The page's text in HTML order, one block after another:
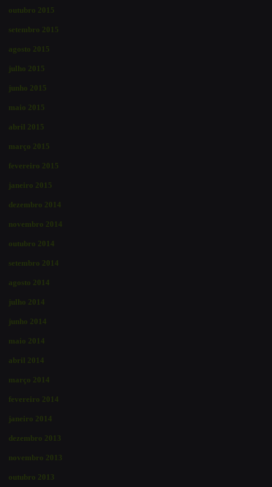
outubro 2015
setembro 2015
agosto 2015
julho 2015
junho 2015
maio 2015
abril 2015
março 2015
fevereiro 2015
janeiro 2015
dezembro 2014
novembro 2014
outubro 2014
setembro 2014
agosto 2014
julho 2014
junho 2014
maio 2014
abril 2014
março 2014
fevereiro 2014
janeiro 2014
dezembro 2013
novembro 2013
outubro 2013